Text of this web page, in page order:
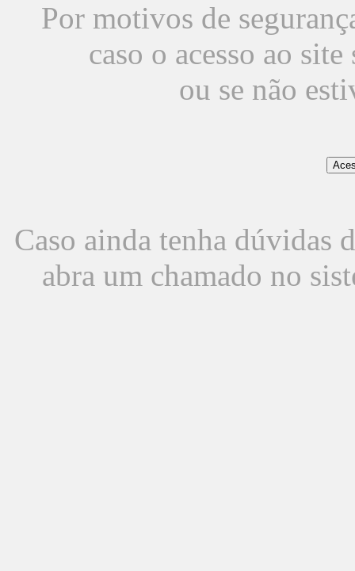
Por motivos de
caso o acesso ao
ou se não
Caso ainda tenha dúvidas
abra um chamado no